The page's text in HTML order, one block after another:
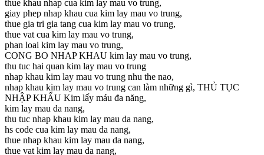
thue khau nhap cua kim lay mau vo trung,
giay phep nhap khau cua kim lay mau vo trung,
thue gia tri gia tang cua kim lay mau vo trung,
thue vat cua kim lay mau vo trung,
phan loai kim lay mau vo trung,
CONG BO NHAP KHAU kim lay mau vo trung,
thu tuc hai quan kim lay mau vo trung
nhap khau kim lay mau vo trung nhu the nao,
nhap khau kim lay mau vo trung can làm những gì, THỦ TỤC
NHẬP KHẨU Kim lấy máu đa năng,
kim lay mau da nang,
thu tuc nhap khau kim lay mau da nang,
hs code cua kim lay mau da nang,
thue nhap khau kim lay mau da nang,
thue vat kim lay mau da nang,